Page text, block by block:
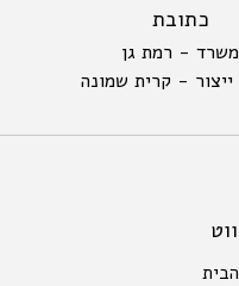
כתובת
משרד - רמת גן
- קרית שמונה